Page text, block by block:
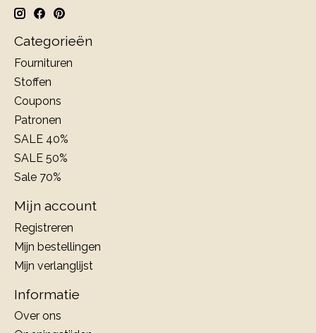
Categorieën
Fournituren
Stoffen
Coupons
Patronen
SALE 40%
SALE 50%
Sale 70%
Mijn account
Registreren
Mijn bestellingen
Mijn verlanglijst
Informatie
Over ons